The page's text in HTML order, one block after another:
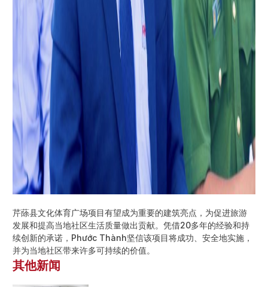
芹蒢县文化体育广场项目有望成为重要的建筑亮点，为促进旅游
发展和提高当地社区生活质量做出贡献。凭借20多年的经验和持
续创新的承诺，Phước Thành坚信该项目将成功、安全地实施，
并为当地社区带来许多可持续的价值。
其他新闻